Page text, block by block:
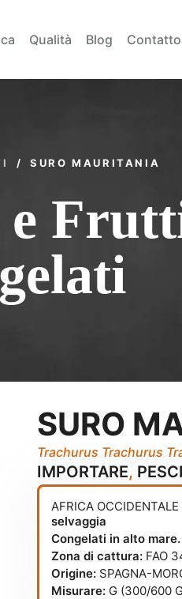
Qualità Blog Contatto
/ SURO MAURITANIA
e
SURO
Trachurus Trachurus
IMPORTARE,
AFRICA
selvaggia
Congelati in alto mare.
Zona di cattura: FAO
Origine: SPAGNA-
Misurare: G (300/600